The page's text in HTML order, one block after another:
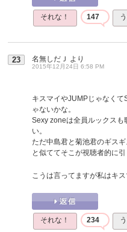
それな！ 147
23 名無しだＪ より
2015年12月24日 6:58 PM
キスマイやJUMPじゃなく
ゃないかな。
Sexy zoneは全員ルックスも
い。
ただ中島君と菊池君のギス
と似ててそこが視聴者的に引
こうは言ってますが私はキ
それな！ 234